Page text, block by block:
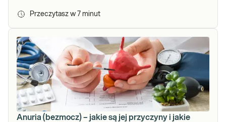
Przeczytasz w 7 minut
Anuria (bezmocz) – jakie są jej przyczyny i jakie